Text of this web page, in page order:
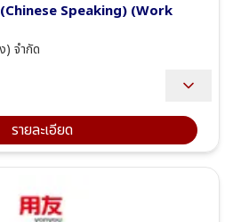
Speaking) (Work
) จำกัด
strong relationships with prospective
business processes and
product demonstrations, and
in Chinese, Thai, or English as
รายละเอียด